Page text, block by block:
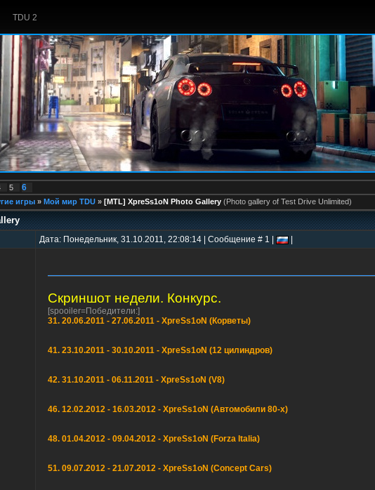
TDU 2
5 6
игры » Мой мир TDU » [MTL] XpreSs1oN Photo Gallery (Photo gallery of Test Drive Unlimited)
Дата: Понедельник, 31.10.2011, 22:08:14 | Сообщение # 1 |
Скриншот недели. Конкурс.
[spooiler=Победители:]
31. 20.06.2011 - 27.06.2011 - XpreSs1oN (Корветы)
41. 23.10.2011 - 30.10.2011 - XpreSs1oN (12 цилиндров)
42. 31.10.2011 - 06.11.2011 - XpreSs1oN (V8)
46. 12.02.2012 - 16.03.2012 - XpreSs1oN (Автомобили 80-х)
48. 01.04.2012 - 09.04.2012 - XpreSs1oN (Forza Italia)
51. 09.07.2012 - 21.07.2012 - XpreSs1oN (Concept Cars)